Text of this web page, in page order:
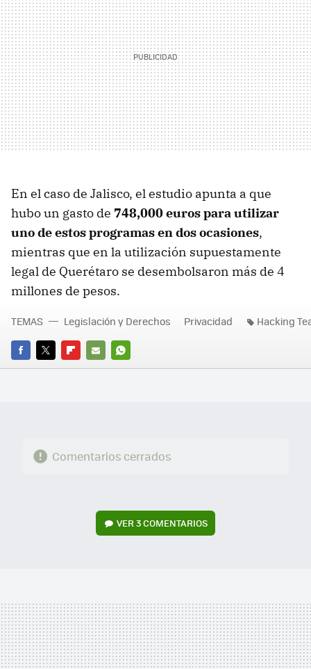
En el caso de Jalisco, el estudio apunta a que
hubo un gasto de 748,000 euros para utilizar
uno de estos programas en dos ocasiones,
mientras que en la utilización supuestamente
legal de Querétaro se desembolsaron más de 4
millones de pesos.
FACEBOOK
TWITTERFLIPBOARD
E-
WHATSAPP
TEMAS Legislación y Derechos Privacidad Hacking
Comentarios cerrados
VER3 COMENTARIOS